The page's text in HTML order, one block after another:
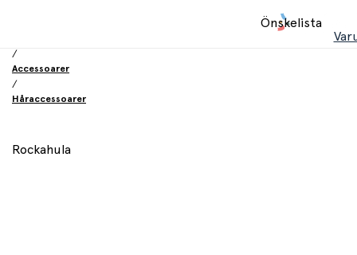
Önskelista
/
Accessoarer
/
Håraccessoarer
Rockahula